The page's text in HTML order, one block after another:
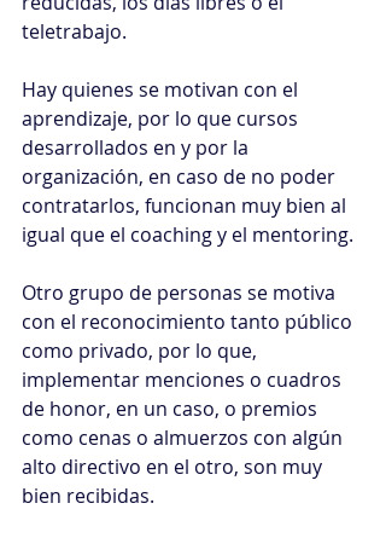
teletrabajo.
Hay quienes se motivan con el
aprendizaje, por lo que cursos
desarrollados en y por la
organización, en caso de no poder
contratarlos, funcionan muy bien al
igual que el coaching y el mentoring.
Otro grupo de personas se motiva
con el reconocimiento tanto público
como privado, por lo que,
implementar menciones o cuadros
de honor, en un caso, o premios
como cenas o almuerzos con algún
alto directivo en el otro, son muy
bien recibidas.